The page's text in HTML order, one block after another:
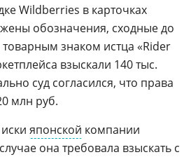
Wildberries в карточках
обозначения, сходные до
знаком истца «Rider
взыскали 140 тыс.
суд согласился, что права
млн руб.
японской компании
она требовала взыскать с